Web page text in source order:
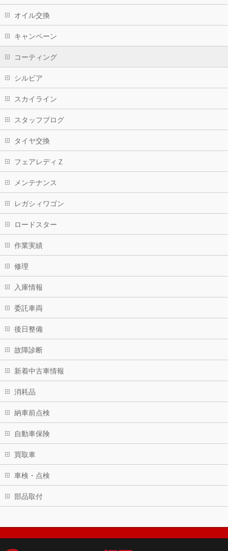
オイル交換
キャンペーン
コーティング
シルビア
スカイライン
スタッフブログ
タイヤ交換
フェアレディＺ
メンテナンス
レガシィワゴン
ロードスター
作業実績
修理
入庫情報
委託車両
後日整備
故障診断
新着中古車情報
消耗品
納車前点検
自動車保険
買取車
車検・点検
部品取付